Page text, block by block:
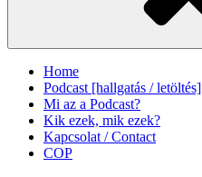
Home
Podcast [hallgatás / letöltés]
Mi az a Podcast?
Kik ezek, mik ezek?
Kapcsolat / Contact
COP